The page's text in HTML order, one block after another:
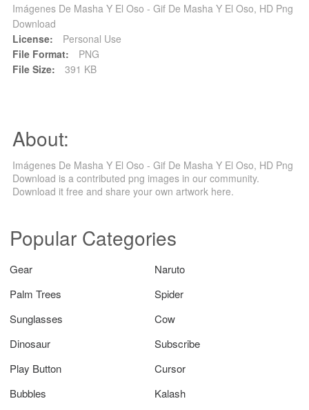
Imágenes De Masha Y El Oso - Gif De Masha Y El Oso, HD Png
Download
License:
Personal Use
File Format:
PNG
File Size:
391 KB
About:
Imágenes De Masha Y El Oso - Gif De Masha Y El Oso, HD Png
Download is a contributed png images in our community.
Download it free and share your own artwork here.
Popular Categories
Gear
Naruto
Palm Trees
Spider
Sunglasses
Cow
Dinosaur
Subscribe
Play Button
Cursor
Bubbles
Kalash